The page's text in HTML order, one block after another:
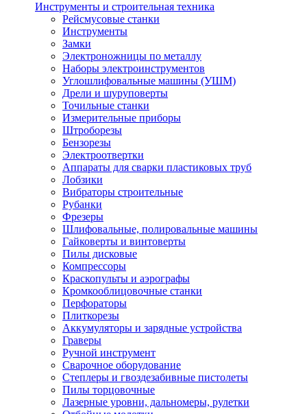
Инструменты и строительная техника
Рейсмусовые станки
Инструменты
Замки
Электроножницы по металлу
Наборы электроинструментов
Углошлифовальные машины (УШМ)
Дрели и шуруповерты
Точильные станки
Измерительные приборы
Штроборезы
Бензорезы
Электроотвертки
Аппараты для сварки пластиковых труб
Лобзики
Вибраторы строительные
Рубанки
Фрезеры
Шлифовальные, полировальные машины
Гайковерты и винтоверты
Пилы дисковые
Компрессоры
Краскопульты и аэрографы
Кромкооблицовочные станки
Перфораторы
Плиткорезы
Аккумуляторы и зарядные устройства
Граверы
Ручной инструмент
Сварочное оборудование
Степлеры и гвоздезабивные пистолеты
Пилы торцовочные
Лазерные уровни, дальномеры, рулетки